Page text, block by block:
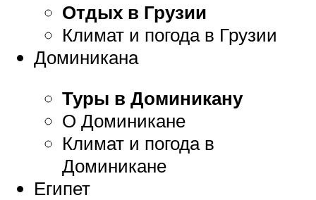
Отдых в Грузии
Климат и погода в Грузии
Доминикана
Туры в Доминикану
О Доминикане
Климат и погода в
Доминикане
Египет